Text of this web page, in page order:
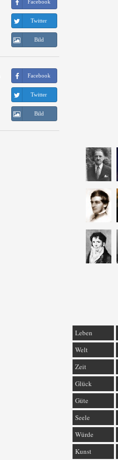
Facebook
Twitter
Bild
Facebook
Twitter
Bild
Leben
Welt
Zeit
Glück
Güte
Seele
Würde
Kunst